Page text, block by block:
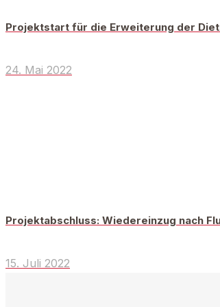
Projektstart für die Erweiterung der
24. Mai 2022
Projektabschluss: Wiedereinzug nach
15. Juli 2022